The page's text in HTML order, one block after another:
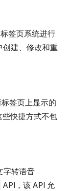
签页系统进行
创建、修改和重
签页上显示的
快捷方式不包
字转语音
API，该 API 允